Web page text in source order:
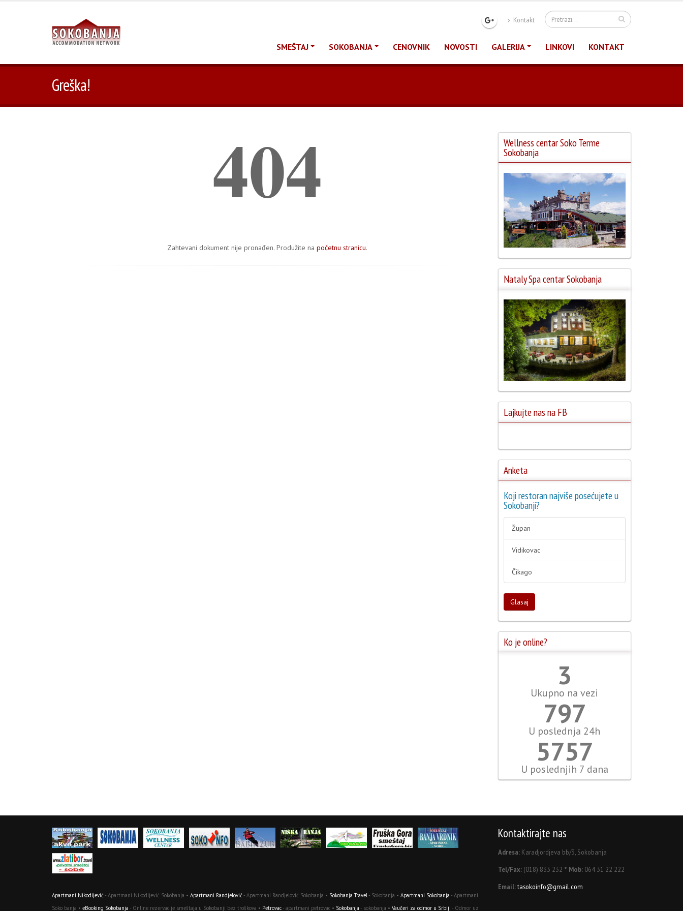
Kontakt
SMEŠTAJ SOKOBANJA CENOVNIK NOVOSTI GALERIJA LINKOVI KONTAKT
Greška!
404
Zahtevani dokument nije pronađen. Produžite na početnu stranicu.
Wellness centar Soko Terme
Sokobanja
Nataly Spa centar Sokobanja
Lajkujte nas na FB
Anketa
Koji restoran najviše posećujete u
Sokobanji?
Župan
Vidikovac
Čikago
Glasaj
Ko je online?
4
Ukupno na vezi
925
U poslednja 24h
6678
U poslednjih 7 dana
Apartmani Nikodijević- Apartmani Nikodijević Sokobanja • Apartmani Randjelović- Apartmani Randjelović Sokobanja • Sokobanja Travel- Sokobanja • Apartmani Sokobanja - Apartmani
Soko banja • eBooking Sokobanja - Online rezervacije smeštaja u Sokobanji bez troškova • Petrovac- apartmani petrovac • Sokobanja - sokobanja • Vaučeri za odmor u Srbiji - Odmor uz
Kontaktirajte nas
Adresa:Karadjordjeva bb/3, Sokobanja
Tel/Fax:(018) 833 232 * Mob:064 31 22 222
Email: tasokoinfo@gmail.com